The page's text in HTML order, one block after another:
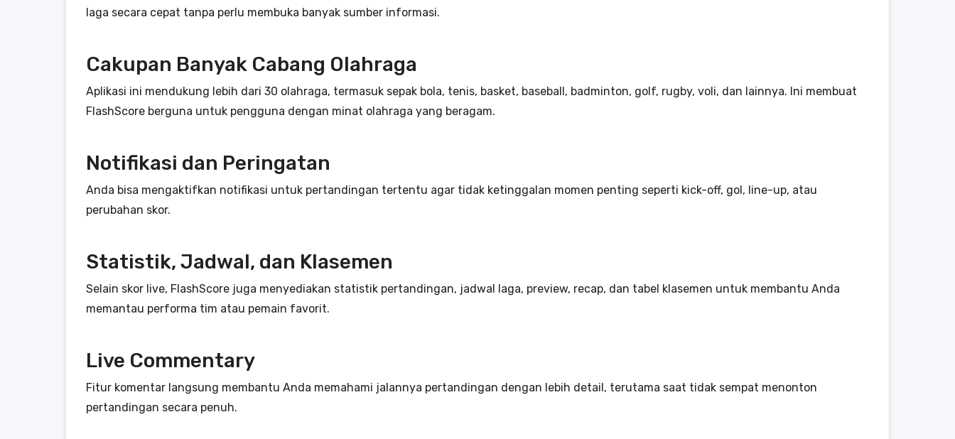
laga secara cepat tanpa perlu membuka banyak sumber informasi.
Cakupan Banyak Cabang Olahraga
Aplikasi ini mendukung lebih dari 30 olahraga, termasuk sepak bola, tenis, basket, baseball, badminton, golf, rugby, voli, dan lainnya. Ini membuat
FlashScore berguna untuk pengguna dengan minat olahraga yang beragam.
Notifikasi dan Peringatan
Anda bisa mengaktifkan notifikasi untuk pertandingan tertentu agar tidak ketinggalan momen penting seperti kick-off, gol, line-up, atau
perubahan skor.
Statistik, Jadwal, dan Klasemen
Selain skor live, FlashScore juga menyediakan statistik pertandingan, jadwal laga, preview, recap, dan tabel klasemen untuk membantu Anda
memantau performa tim atau pemain favorit.
Live Commentary
Fitur komentar langsung membantu Anda memahami jalannya pertandingan dengan lebih detail, terutama saat tidak sempat menonton
pertandingan secara penuh.